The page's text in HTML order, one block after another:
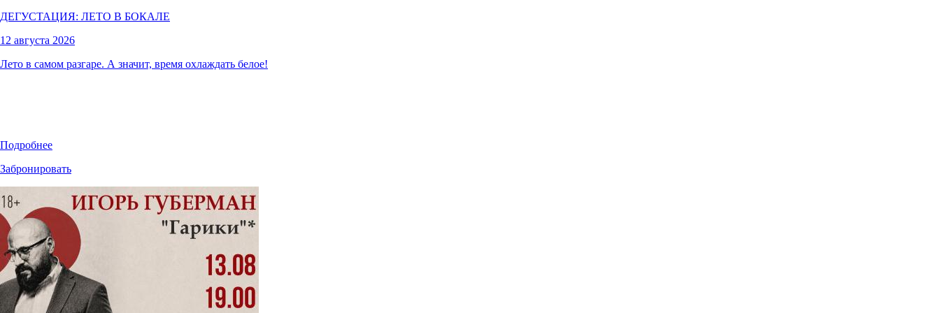
ДЕГУСТАЦИЯ: ЛЕТО В БОКАЛЕ
12 августа 2026
Лето в самом разгаре. А значит, время охлаждать белое!
Подробнее
Забронировать